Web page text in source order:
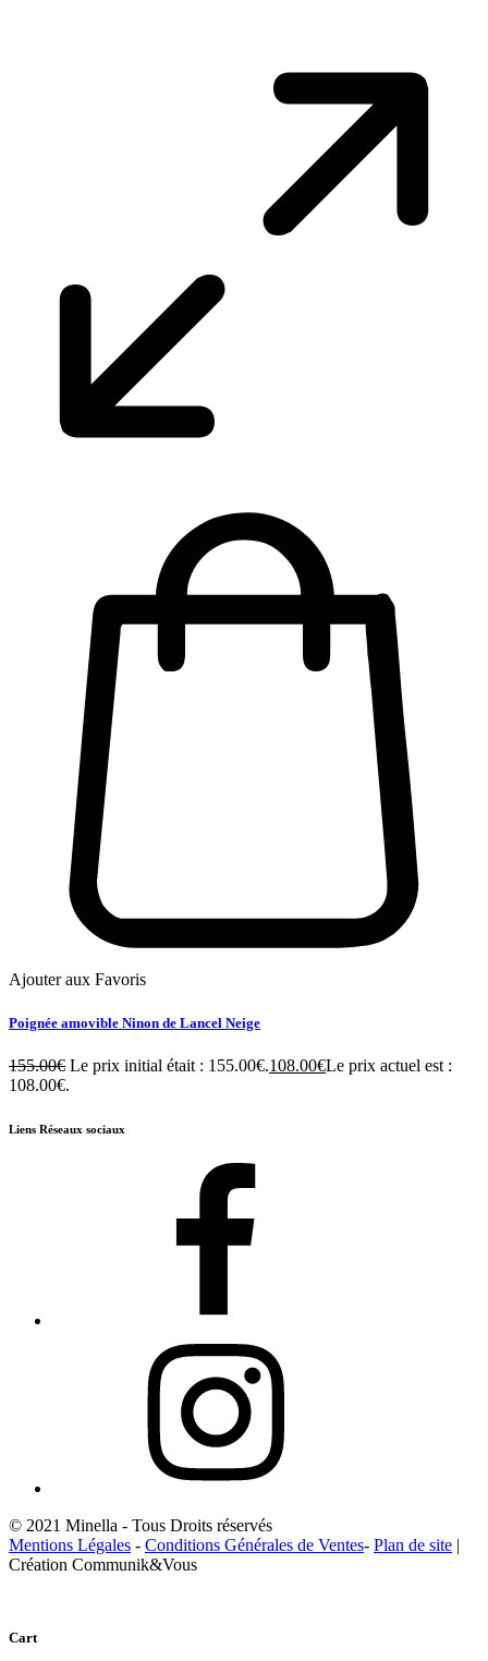
Ajouter aux Favoris
Poignée amovible Ninon de Lancel Neige
155.00€ Le prix initial était : 155.00€.108.00€Le prix actuel est :
108.00€.
Liens Réseaux sociaux
© 2021 Minella - Tous Droits réservés
Mentions Légales - Conditions Générales de Ventes- Plan de site |
Création Communik&Vous
Cart